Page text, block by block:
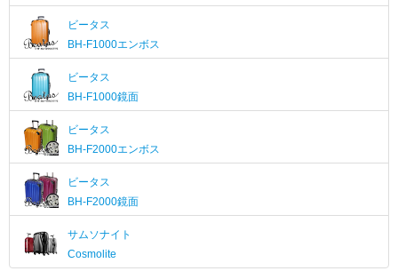
ビータス
BH-F1000エンボス
ビータス
BH-F1000鏡面
ビータス
BH-F2000エンボス
ビータス
BH-F2000鏡面
サムソナイト
Cosmolite